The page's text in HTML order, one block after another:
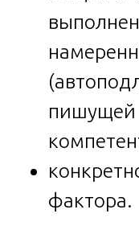
пишущей
фактора.